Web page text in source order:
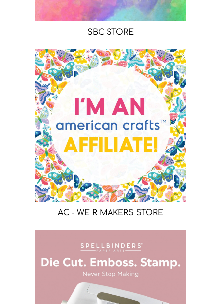
SBC STORE
AC - WE R MAKERS STORE